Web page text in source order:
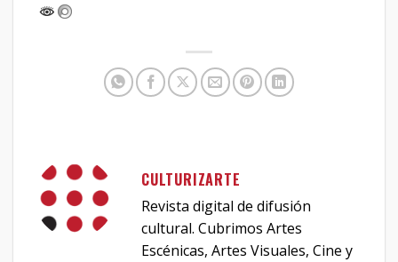
CULTURIZARTE
Revista digital de difusión
cultural. Cubrimos Artes
Escénicas, Artes Visuales, Cine y